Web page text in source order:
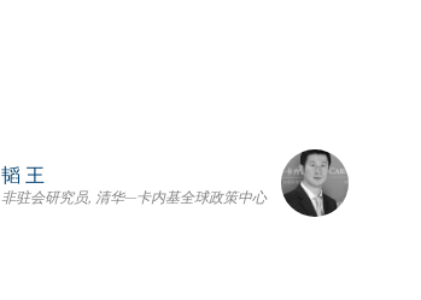
韬 王
非驻会研究员, 清华—卡内基全球政策中心